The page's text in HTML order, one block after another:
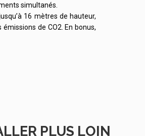
simultanés.
16 mètres de hauteur,
de CO2. En bonus,
PLUS LOIN